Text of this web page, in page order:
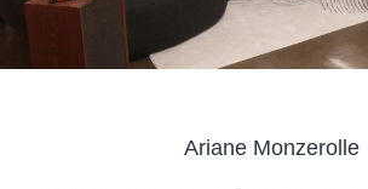
Ariane Monzerolle